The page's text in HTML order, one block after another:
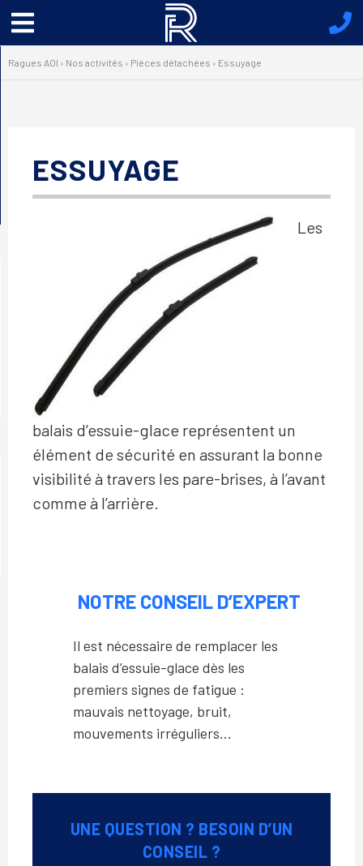
Menu
principal
Ragues AOI › Nos activités › Pièces détachées › Essuyage
ESSUYAGE
Les
balais d’essuie-glace représentent un
élément de sécurité en assurant la bonne
visibilité à travers les pare-brises, à l’avant
comme à l’arrière.
NOTRE CONSEIL D’EXPERT
Il est nécessaire de remplacer les
balais d’essuie-glace dès les
premiers signes de fatigue :
mauvais nettoyage, bruit,
mouvements irréguliers…
UNE QUESTION ? BESOIN D’UN
CONSEIL ?